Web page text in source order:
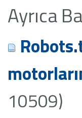
Ayrıca
10509)